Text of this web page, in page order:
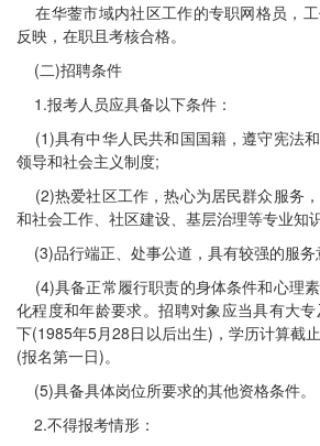
在华蓥市域内社区工作的专职网格员，
反映，在职且考核合格。
(二)招聘条件
1.报考人员应具备以下条件：
(1)具有中华人民共和国国籍，遵守宪法
领导和社会主义制度;
(2)热爱社区工作，热心为居民群众服务
和社会工作、社区建设、基层治理等专业知识
(3)品行端正、处事公道，具有较强的服务
(4)具备正常履行职责的身体条件和心理
化程度和年龄要求。招聘对象应当具有大
下(1985年5月28日以后出生)，学历计算截
(报名第一日)。
(5)具备具体岗位所要求的其他资格条件。
2.不得报考情形：